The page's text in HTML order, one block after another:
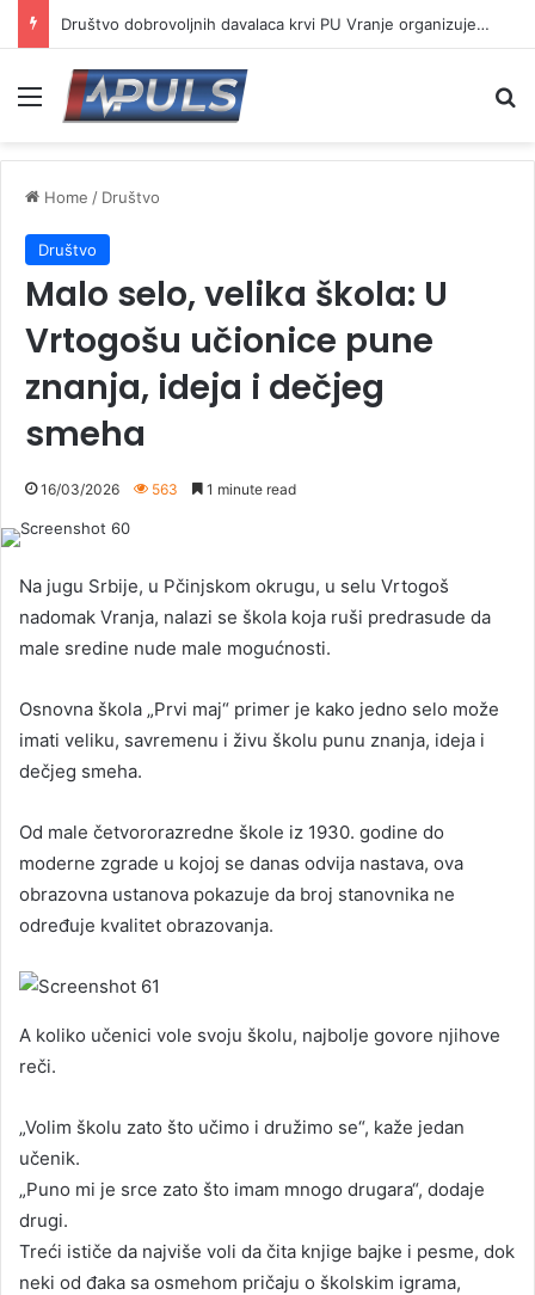
Društvo dobrovoljnih davalaca krvi PU Vranje organizuje akciju na Besnoj kobili
Menu
Home / Društvo
Društvo
Malo selo, velika škola: U
Vrtogošu učionice pune
znanja, ideja i dečjeg
smeha
16/03/2026 563 1 minute read
Na jugu Srbije, u Pčinjskom okrugu, u selu Vrtogoš
nadomak Vranja, nalazi se škola koja ruši predrasude da
male sredine nude male mogućnosti.
Osnovna škola „Prvi maj“ primer je kako jedno selo može
imati veliku, savremenu i živu školu punu znanja, ideja i
dečjeg smeha.
Od male četvororazredne škole iz 1930. godine do
moderne zgrade u kojoj se danas odvija nastava, ova
obrazovna ustanova pokazuje da broj stanovnika ne
određuje kvalitet obrazovanja.
A koliko učenici vole svoju školu, najbolje govore njihove
reči.
„Volim školu zato što učimo i družimo se“, kaže jedan
učenik.
„Puno mi je srce zato što imam mnogo drugara“, dodaje
drugi.
Treći ističe da najviše voli da čita knjige bajke i pesme, dok
neki od đaka sa osmehom pričaju o školskim igrama,